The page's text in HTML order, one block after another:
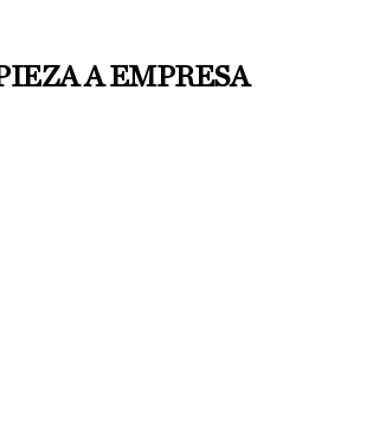
A EMPRESA